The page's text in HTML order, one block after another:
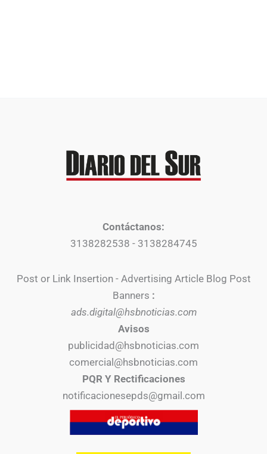
Contáctanos:
3138282538 - 3138284745
Post or Link Insertion - Advertising Article Blog Post
Banners :
ads.digital@hsbnoticias.com
Avisos
publicidad@hsbnoticias.com
comercial@hsbnoticias.com
PQR Y Rectificaciones
notificacionesepds@gmail.com